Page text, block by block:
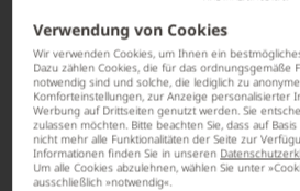
Verwendung von Cookies
Wir verwenden Cookies, um Ihnen ein
Dazu zählen Cookies, die für das ordnungsgemäße
notwendig sind und solche, die lediglich zu
Komforteinstellungen, zur Anzeige personalisierter
Werbung auf Drittseiten genutzt werden. Sie
zulassen möchten. Bitte beachten Sie, dass auf
nicht mehr alle Funktionalitäten der Seite zur
Informationen finden Sie in unseren
Um alle Cookies abzulehnen, wählen Sie unter
ausschließlich »notwendig«.